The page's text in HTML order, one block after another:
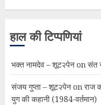
हाल की टिप्पणियां
भक्त नामदेव – शूट२पेनonसंत
संजय गुप्ता – शूट२पेनonराज
युग की कहानी (1984-वर्तमान)